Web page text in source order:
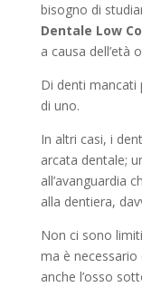
bisogno di
Dentale Low
a causa dell’età
Di denti mancati
di uno.
In altri casi, i
arcata dentale;
all’avanguardia
alla dentiera,
Non ci sono
ma è
anche l’osso